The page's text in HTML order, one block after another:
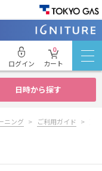
ログイン
0
カート
日時から探す
ニング ご利用ガイド